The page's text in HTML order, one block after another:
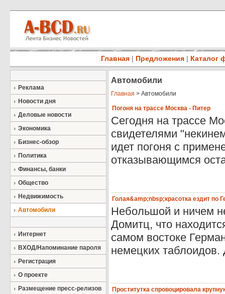
Главная | Предложения | Каталог
Реклама
Новости дня
Деловые новости
Экономика
Бизнес-обзор
Политика
Финансы, банки
Общество
Недвижимость
Автомобили
Интернет
ВХОД/Напоминание пароля
Регистрация
О проекте
Размещение пресс-релизов
Автомобили
Главная > Автомобили
Погоня на трассе Москва - Питер
Сегодня на трассе
свидетелями
идет погоня с
отказывающимся
Голая&amp;nbsp;красотка ездит по
Небольшой и ничем
Домитц, что
самом востоке
немецких
Проститутка спровоцировала